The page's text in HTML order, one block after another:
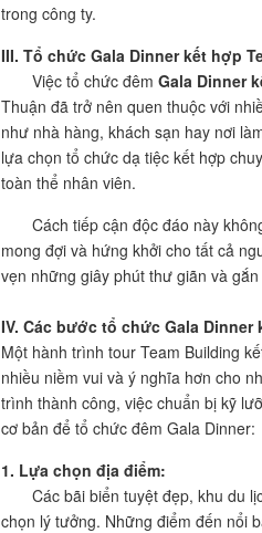
trong công ty.
III. Tổ chức Gala Dinner kết hợp
Việc tổ chức đêm Gala Dinner
Thuận đã trở nên quen thuộc với
như nhà hàng, khách sạn hay nơi
lựa chọn tổ chức dạ tiệc kết hợp
toàn thể nhân viên.
Cách tiếp cận độc đáo này
mong đợi và hứng khởi cho tất cả
vẹn những giây phút thư giãn và
IV. Các bước tổ chức Gala
Một hành trình tour Team Building
nhiều niềm vui và ý nghĩa hơn cho
trình thành công, việc chuẩn bị kỹ
cơ bản để tổ chức đêm Gala Dinner:
1. Lựa chọn địa điểm:
Các bãi biển tuyệt đẹp, khu du
chọn lý tưởng. Những điểm đến nổi